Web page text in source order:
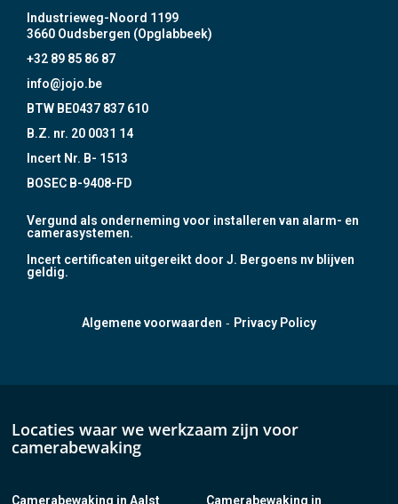
Industrieweg-Noord 1199
3660 Oudsbergen (Opglabbeek)
+32 89 85 86 87
info@jojo.be
BTW BE0437 837 610
B.Z. nr. 20 0031 14
Incert Nr. B- 1513
BOSEC B-9408-FD
Vergund als onderneming voor installeren van alarm- en
camerasystemen.
Incert certificaten uitgereikt door J. Bergoens nv blijven
geldig.
Algemene voorwaarden - Privacy Policy
Locaties waar we werkzaam zijn voor
camerabewaking
Camerabewaking in Aalst
Camerabewaking in